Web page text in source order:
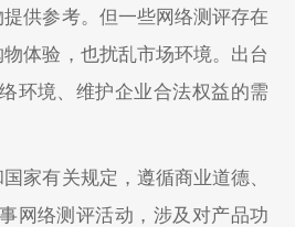
供参考。但一些网络测评存在
体验，也扰乱市场环境。出台
环境、维护企业合法权益的需
家有关规定，遵循商业道德、
网络测评活动，涉及对产品功